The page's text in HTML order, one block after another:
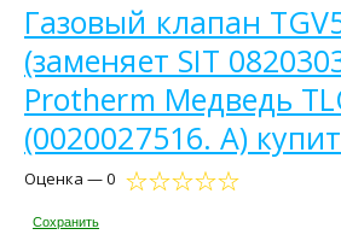
Газовый клапан
(заменяет SIT
Protherm Медведь
(0020027516. A)
Оценка — 0
Сохранить